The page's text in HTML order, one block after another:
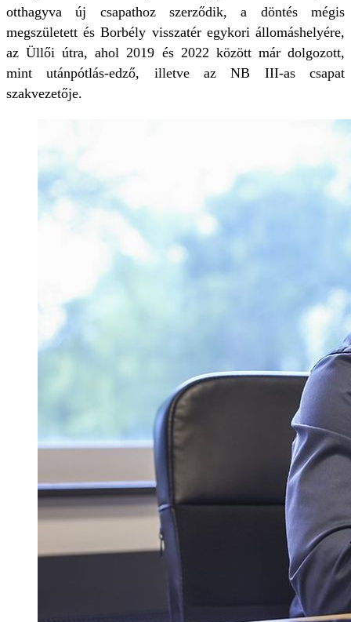
otthagyva új csapathoz szerződik, a döntés mégis
megszületett és Borbély visszatér egykori állomáshelyére,
az Üllői útra, ahol 2019 és 2022 között már dolgozott,
mint utánpótlás-edző, illetve az NB III-as csapat
szakvezetője.